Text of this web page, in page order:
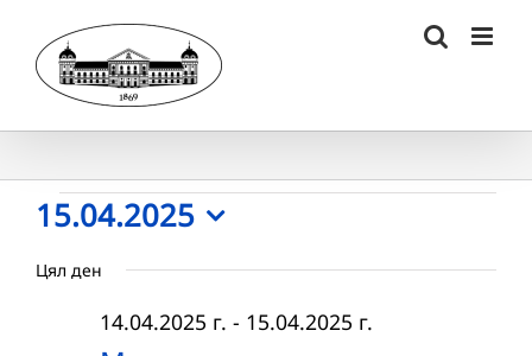
content
Събития
for
15.04.2025
15.04.2025
date.
Цял ден
14.04.2025 г. - 15.04.2025 г.